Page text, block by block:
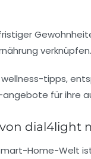
dial4light
Home-Welt